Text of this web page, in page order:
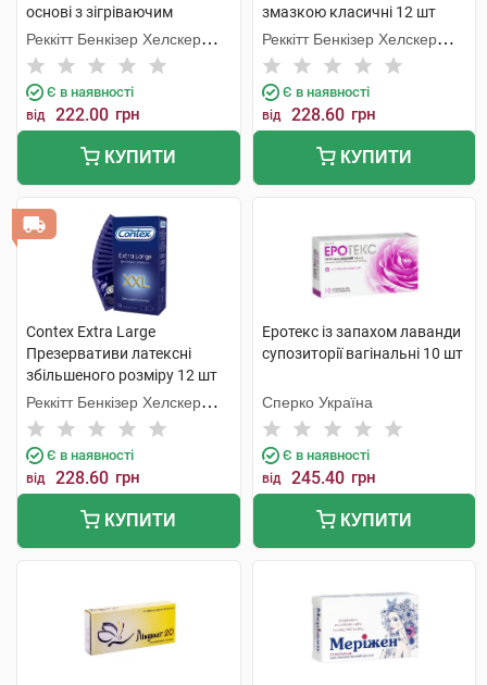
основі з зігріваючим
ефектом 50 мл 1 флакон
Реккітт Бенкізер Хелскер
Мануфектурінг
Є в наявності
від 222.00 грн
КУПИТИ
змазкою класичні 12 шт
Реккітт Бенкізер Хелскер
Мануфектурінг
Є в наявності
від 228.60 грн
КУПИТИ
Contex Extra Large
Презервативи латексні
збільшеного розміру 12 шт
Реккітт Бенкізер Хелскер
Мануфектурінг
Є в наявності
від 228.60 грн
КУПИТИ
Еротекс із запахом лаванди
супозиторії вагінальні 10 шт
Сперко Україна
Є в наявності
від 245.40 грн
КУПИТИ